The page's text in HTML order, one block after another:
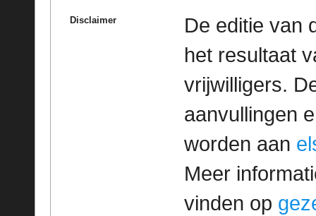
Disclaimer
De editie van
het resultaat
vrijwilligers.
aanvullingen
worden aan
Meer
vinden op